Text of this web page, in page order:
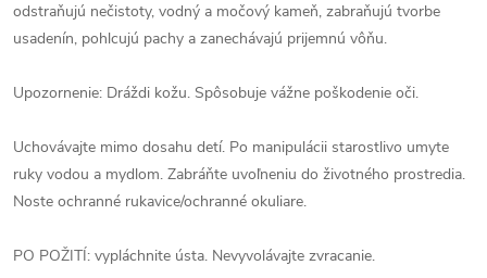
odstraňujú nečistoty, vodný a močový kameň, zabraňujú tvorbe
usadenín, pohlcujú pachy a zanechávajú prijemnú vôňu.
Upozornenie: Dráždi kožu. Spôsobuje vážne poškodenie oči.
Uchovávajte mimo dosahu detí. Po manipulácii starostlivo umyte
ruky vodou a mydlom. Zabráňte uvoľneniu do životného prostredia.
Noste ochranné rukavice/ochranné okuliare.
PO POŽITÍ: vypláchnite ústa. Nevyvolávajte zvracanie.